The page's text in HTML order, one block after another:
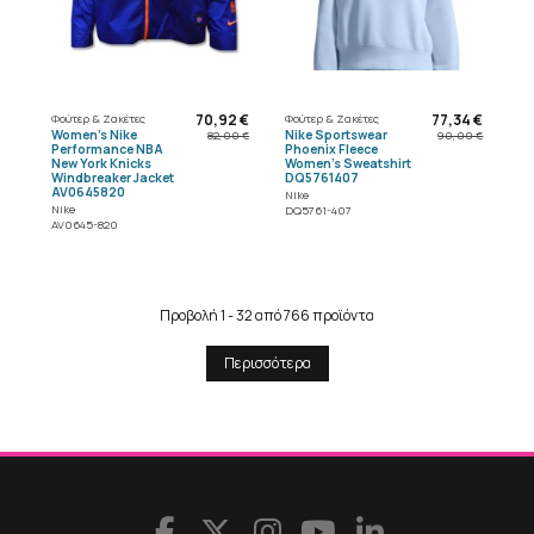
Φούτερ & Ζακέτες
Women's Nike
Performance NBA
New York Knicks
Windbreaker Jacket
AV0645820
Nike
AV0645-820
70,92 €
82,00 €
Φούτερ & Ζακέτες
Nike Sportswear
Phoenix Fleece
Women's Sweatshirt
DQ5761407
Nike
DQ5761-407
77,34 €
90,00 €
Προβολή 1 - 32 από 766 προϊόντα
Περισσότερα